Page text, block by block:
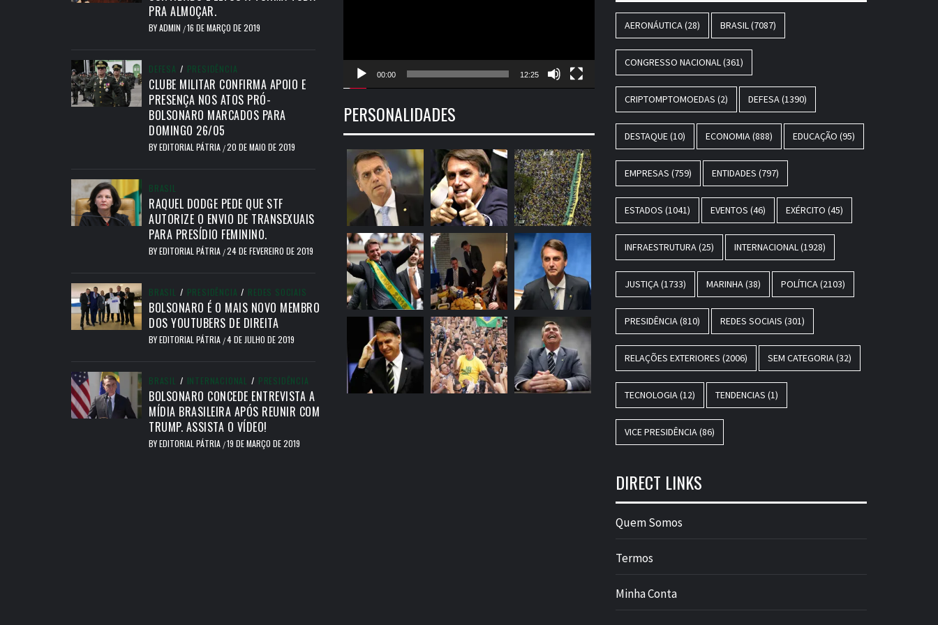
PRA ALMOÇAR.
BYADMIN /16 DE MARÇO DE 2019
DEFESA / PRESIDÊNCIA
CLUBE MILITAR CONFIRMA APOIO E
PRESENÇA NOS ATOS PRÓ-
BOLSONARO MARCADOS PARA
DOMINGO 26/05
BYEDITORIAL PÁTRIA /20 DE MAIO DE 2019
BRASIL
RAQUEL DODGE PEDE QUE STF
AUTORIZE O ENVIO DE TRANSEXUAIS
PARA PRESÍDIO FEMININO.
BYEDITORIAL PÁTRIA /24 DE FEVEREIRO DE 2019
BRASIL / PRESIDÊNCIA / REDES SOCIAIS
BOLSONARO É O MAIS NOVO MEMBRO
DOS YOUTUBERS DE DIREITA
BYEDITORIAL PÁTRIA /4 DE JULHO DE 2019
BRASIL / INTERNACIONAL / PRESIDÊNCIA
BOLSONARO CONCEDE ENTREVISTA A
MÍDIA BRASILEIRA APÓS REUNIR COM
TRUMP. ASSISTA O VÍDEO!
BYEDITORIAL PÁTRIA /19 DE MARÇO DE 2019
00:00 12:25
PERSONALIDADES
AERONÁUTICA (28) BRASIL (7087)
CONGRESSO NACIONAL (361)
CRIPTOMPTOMOEDAS (2) DEFESA (1390)
DESTAQUE(10) ECONOMIA (888) EDUCAÇÃO (95)
EMPRESAS (759) ENTIDADES (797)
ESTADOS (1041) EVENTOS (46) EXÉRCITO (45)
INFRAESTRUTURA (25) INTERNACIONAL (1928)
JUSTIÇA (1733) MARINHA (38) POLÍTICA (2103)
PRESIDÊNCIA (810) REDES SOCIAIS (301)
RELAÇÕES EXTERIORES (2006) SEM CATEGORIA (32)
TECNOLOGIA (12) TENDENCIAS (1)
VICE PRESIDÊNCIA (86)
DIRECT LINKS
Quem Somos
Termos
Minha Conta